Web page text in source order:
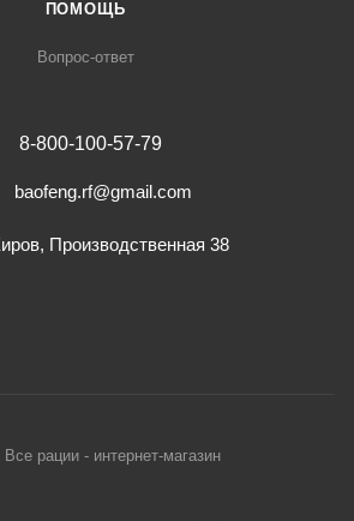
ПОМОЩЬ
Вопрос-ответ
8-800-100-57-79
baofeng.rf@gmail.com
Производственная 38
рации - интернет-магазин